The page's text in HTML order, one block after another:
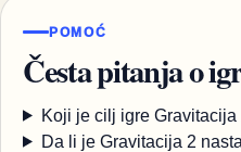
POMOĆ
Česta pitanja o
Koji je cilj igre Gravitacija
Da li je Gravitacija 2